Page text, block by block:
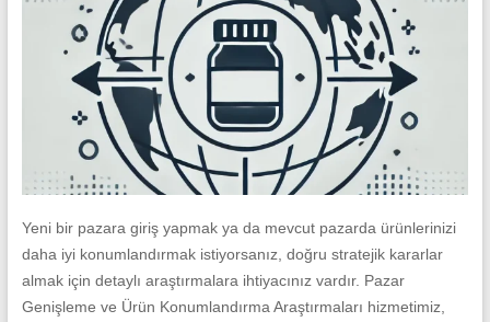
Yeni bir pazara giriş yapmak ya da mevcut pazarda ürünlerinizi
daha iyi konumlandırmak istiyorsanız, doğru stratejik kararlar
almak için detaylı araştırmalara ihtiyacınız vardır. Pazar
Genişleme ve Ürün Konumlandırma Araştırmaları hizmetimiz,